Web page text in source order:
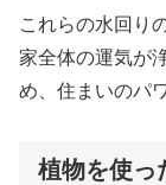
これらの水回り
家全体の運気が
め、住まいのパ
植物を使っ